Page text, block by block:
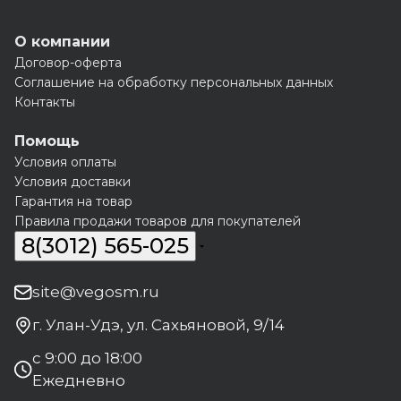
О компании
Договор-оферта
Соглашение на обработку персональных данных
Контакты
Помощь
Условия оплаты
Условия доставки
Гарантия на товар
Правила продажи товаров для покупателей
8(3012) 565-025
site@vegosm.ru
г. Улан-Удэ, ул. Сахьяновой, 9/14
с 9:00 до 18:00
Ежедневно